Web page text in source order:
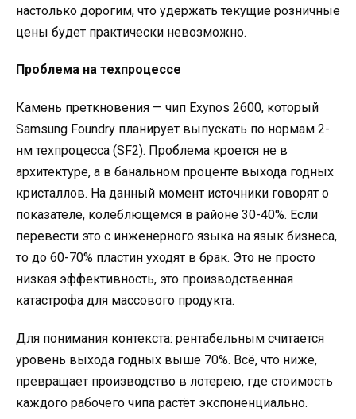
настолько дорогим, что удержать текущие розничные
цены будет практически невозможно.
Проблема на техпроцессе
Камень преткновения — чип Exynos 2600, который
Samsung Foundry планирует выпускать по нормам 2-
нм техпроцесса (SF2). Проблема кроется не в
архитектуре, а в банальном проценте выхода годных
кристаллов. На данный момент источники говорят о
показателе, колеблющемся в районе 30-40%. Если
перевести это с инженерного языка на язык бизнеса,
то до 60-70% пластин уходят в брак. Это не просто
низкая эффективность, это производственная
катастрофа для массового продукта.
Для понимания контекста: рентабельным считается
уровень выхода годных выше 70%. Всё, что ниже,
превращает производство в лотерею, где стоимость
каждого рабочего чипа растёт экспоненциально.